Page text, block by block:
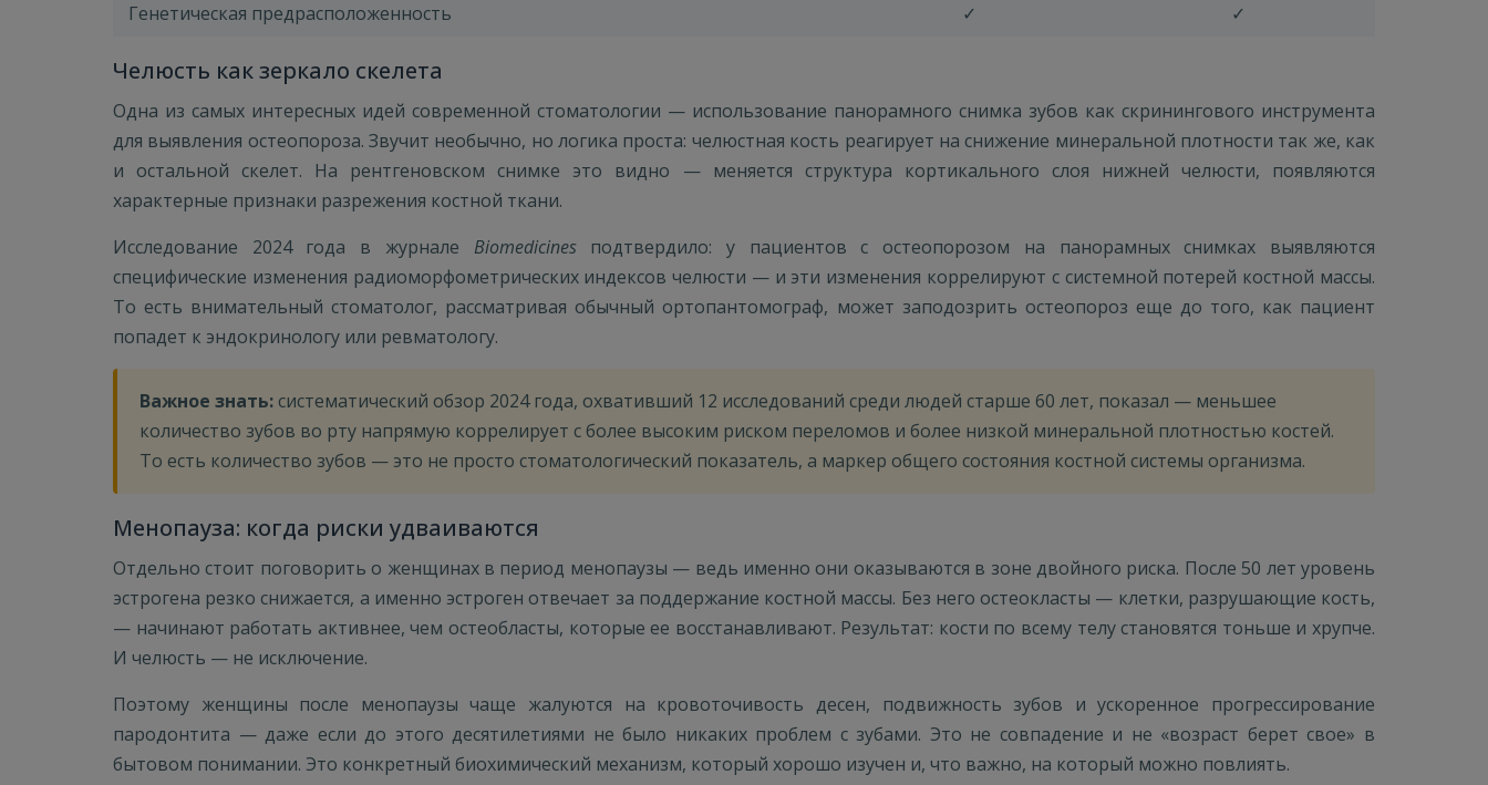
Генетическая предрасположенность
✓ ✓
Челюсть как зеркало скелета
Одна из самых интересных идей современной стоматологии — использование панорамного снимка зубов как скринингового инструмента
для выявления остеопороза. Звучит необычно, но логика проста: челюстная кость реагирует на снижение минеральной плотности так же, как
и остальной скелет. На рентгеновском снимке это видно — меняется структура кортикального слоя нижней челюсти, появляются
характерные признаки разрежения костной ткани.
Исследование 2024 года в журнале Biomedicinesподтвердило: у пациентов с остеопорозом на панорамных снимках выявляются
специфические изменения радиоморфометрических индексов челюсти — и эти изменения коррелируют с системной потерей костной массы.
То есть внимательный стоматолог, рассматривая обычный ортопантомограф, может заподозрить остеопороз еще до того, как пациент
попадет к эндокринологу или ревматологу.
Важное знать: систематический обзор 2024 года, охвативший 12 исследований среди людей старше 60 лет, показал — меньшее
количество зубов во рту напрямую коррелирует с более высоким риском переломов и более низкой минеральной плотностью костей.
То есть количество зубов — это не просто стоматологический показатель, а маркер общего состояния костной системы организма.
Менопауза: когда риски удваиваются
Отдельно стоит поговорить о женщинах в период менопаузы — ведь именно они оказываются в зоне двойного риска. После 50 лет уровень
эстрогена резко снижается, а именно эстроген отвечает за поддержание костной массы. Без него остеокласты — клетки, разрушающие кость,
— начинают работать активнее, чем остеобласты, которые ее восстанавливают. Результат: кости по всему телу становятся тоньше и хрупче.
И челюсть — не исключение.
Поэтому женщины после менопаузы чаще жалуются на кровоточивость десен, подвижность зубов и ускоренное прогрессирование
пародонтита — даже если до этого десятилетиями не было никаких проблем с зубами. Это не совпадение и не «возраст берет свое» в
бытовом понимании. Это конкретный биохимический механизм, который хорошо изучен и, что важно, на который можно повлиять.